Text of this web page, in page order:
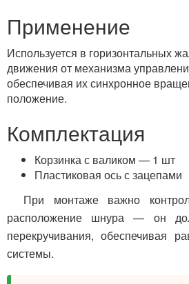
Применение
Используется в горизонтальных
движения от механизма
обеспечивая их синхронное
положение.
Комплектация
Корзинка с валиком — 1 шт
Пластиковая ось с зацепами
При монтаже важно
расположение шнура — он
перекручивания, обеспечивая
системы.